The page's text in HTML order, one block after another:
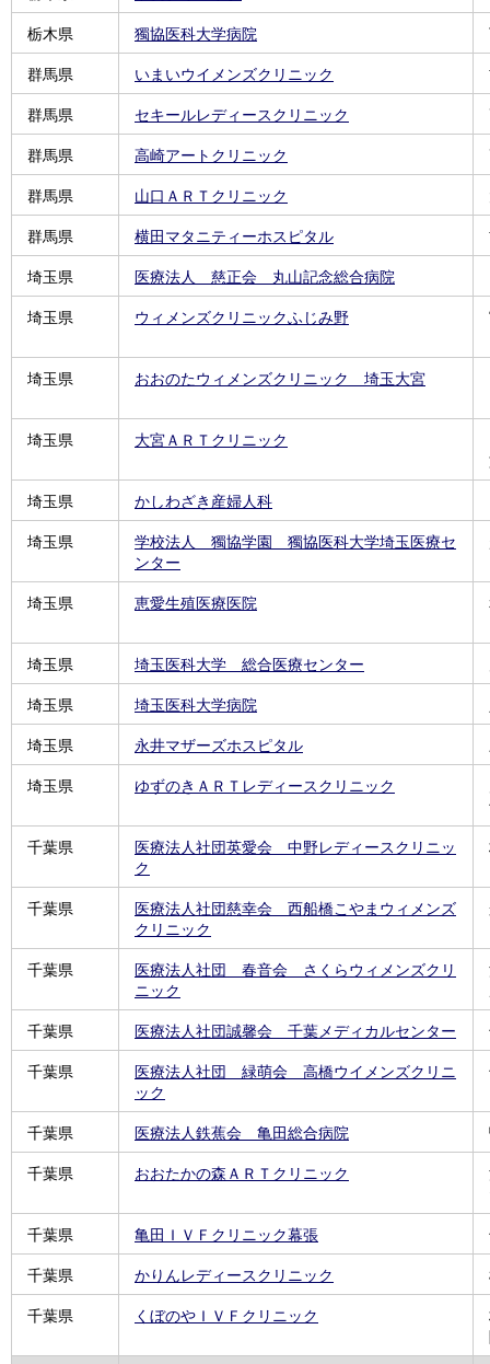
栃木県 獨協医科大学病院
群馬県 いまいウイメンズクリニック
群馬県 セキールレディースクリニック
群馬県 高崎アートクリニック
群馬県 山口ＡＲＴクリニック
群馬県 横田マタニティーホスピタル
埼玉県 医療法人 慈正会 丸山記念総合病院
埼玉県 ウィメンズクリニックふじみ野
埼玉県 おおのたウィメンズクリニック 埼玉大宮
埼玉県 大宮ＡＲＴクリニック
埼玉県 かしわざき産婦人科
埼玉県
学校法人 獨協学園 獨協医科大学埼玉医療セ
ンター
埼玉県 恵愛生殖医療医院
埼玉県 埼玉医科大学 総合医療センター
埼玉県 埼玉医科大学病院
埼玉県 永井マザーズホスピタル
埼玉県 ゆずのきＡＲＴレディースクリニック
千葉県
医療法人社団英愛会 中野レディースクリニッ
ク
千葉県
医療法人社団慈幸会 西船橋こやまウィメンズ
クリニック
千葉県
医療法人社団 春音会 さくらウィメンズクリ
ニック
千葉県 医療法人社団誠馨会 千葉メディカルセンター
千葉県
医療法人社団 緑萌会 高橋ウイメンズクリニ
ック
千葉県 医療法人鉄蕉会 亀田総合病院
千葉県 おおたかの森ＡＲＴクリニック
千葉県 亀田ＩＶＦクリニック幕張
千葉県 かりんレディースクリニック
千葉県 くぼのやＩＶＦクリニック